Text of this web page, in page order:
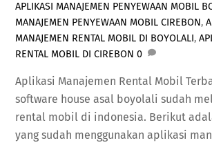
APLIKASI MANAJEMEN PENYEWAAN MOBIL
MANAJEMEN PENYEWAAN MOBIL CIREBON,
MANAJEMEN RENTAL MOBIL DI BOYOLALI,
RENTAL MOBIL DI CIREBON 0
Aplikasi Manajemen Rental Mobil
software house asal boyolali sudah
rental mobil di indonesia. Berikut
yang sudah menggunakan aplikasi